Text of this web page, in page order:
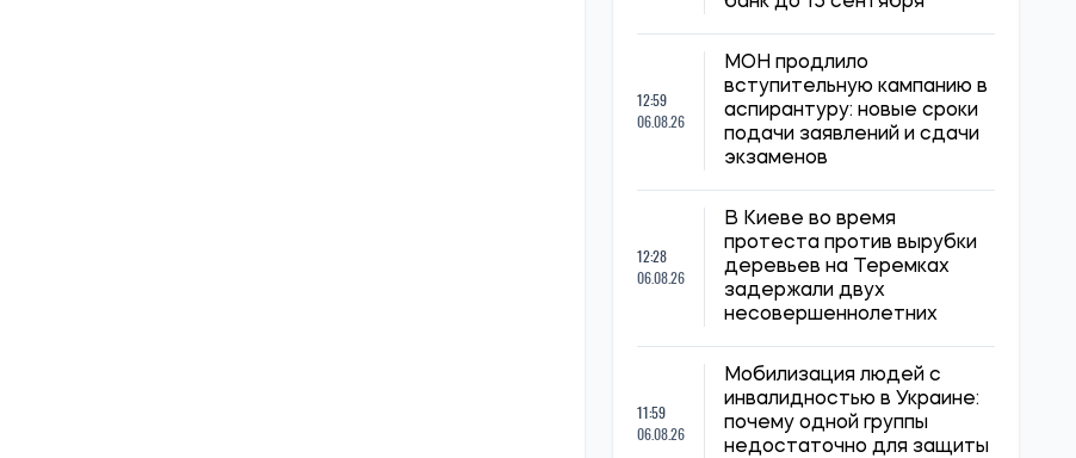
12:59
06.08.26
МОН продлило
вступительную кампанию в
аспирантуру: новые сроки
подачи заявлений и сдачи
экзаменов
12:28
06.08.26
В Киеве во время
протеста против вырубки
деревьев на Теремках
задержали двух
несовершеннолетних
11:59
06.08.26
Мобилизация людей с
инвалидностью в Украине:
почему одной группы
недостаточно для защиты